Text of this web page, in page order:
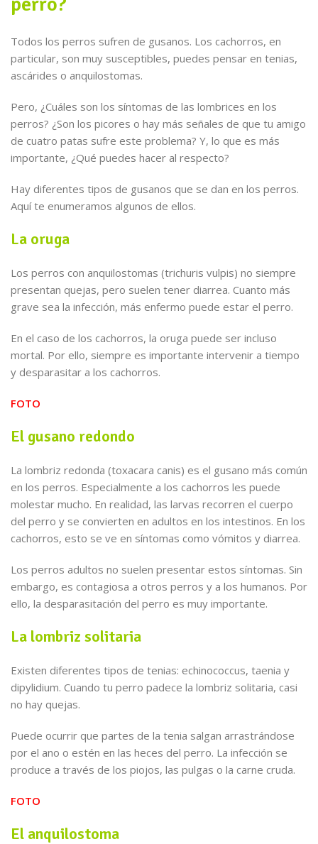
Todos los perros sufren de gusanos. Los cachorros, en
particular, son muy susceptibles, puedes pensar en tenias,
ascárides o anquilostomas.
Pero, ¿Cuáles son los síntomas de las lombrices en los
perros? ¿Son los picores o hay más señales de que tu amigo
de cuatro patas sufre este problema? Y, lo que es más
importante, ¿Qué puedes hacer al respecto?
Hay diferentes tipos de gusanos que se dan en los perros.
Aquí te enumeramos algunos de ellos.
La oruga
Los perros con anquilostomas (trichuris vulpis) no siempre
presentan quejas, pero suelen tener diarrea. Cuanto más
grave sea la infección, más enfermo puede estar el perro.
En el caso de los cachorros, la oruga puede ser incluso
mortal. Por ello, siempre es importante intervenir a tiempo
y desparasitar a los cachorros.
FOTO
El gusano redondo
La lombriz redonda (toxacara canis) es el gusano más común
en los perros. Especialmente a los cachorros les puede
molestar mucho. En realidad, las larvas recorren el cuerpo
del perro y se convierten en adultos en los intestinos. En los
cachorros, esto se ve en síntomas como vómitos y diarrea.
Los perros adultos no suelen presentar estos síntomas. Sin
embargo, es contagiosa a otros perros y a los humanos. Por
ello, la desparasitación del perro es muy importante.
La lombriz solitaria
Existen diferentes tipos de tenias: echinococcus, taenia y
dipylidium. Cuando tu perro padece la lombriz solitaria, casi
no hay quejas.
Puede ocurrir que partes de la tenia salgan arrastrándose
por el ano o estén en las heces del perro. La infección se
produce a través de los piojos, las pulgas o la carne cruda.
FOTO
El anquilostoma